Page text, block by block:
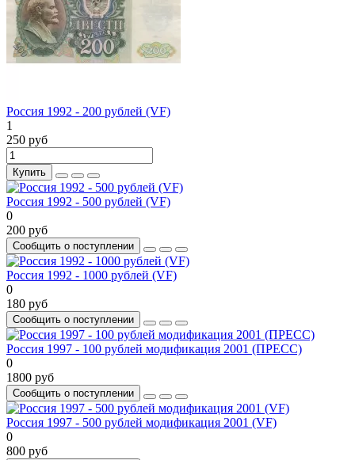
Россия 1992 - 200 рублей (VF)
1
250 руб
Купить
Россия 1992 - 500 рублей (VF)
0
200 руб
Сообщить о поступлении
Россия 1992 - 1000 рублей (VF)
0
180 руб
Сообщить о поступлении
Россия 1997 - 100 рублей модификация 2001 (ПРЕСС)
0
1800 руб
Сообщить о поступлении
Россия 1997 - 500 рублей модификация 2001 (VF)
0
800 руб